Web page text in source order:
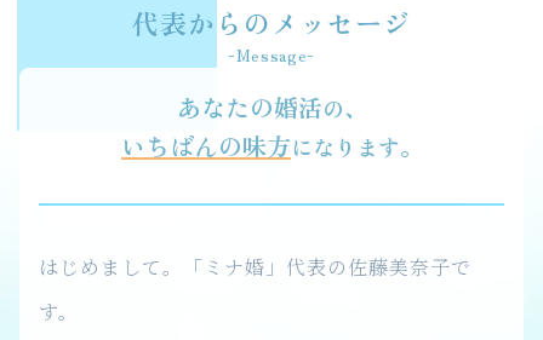
代表からのメッセージ
Message
あなたの婚活の、
いちばんの味方になります。
はじめまして。「ミナ婚」代表の佐藤美奈子で
す。